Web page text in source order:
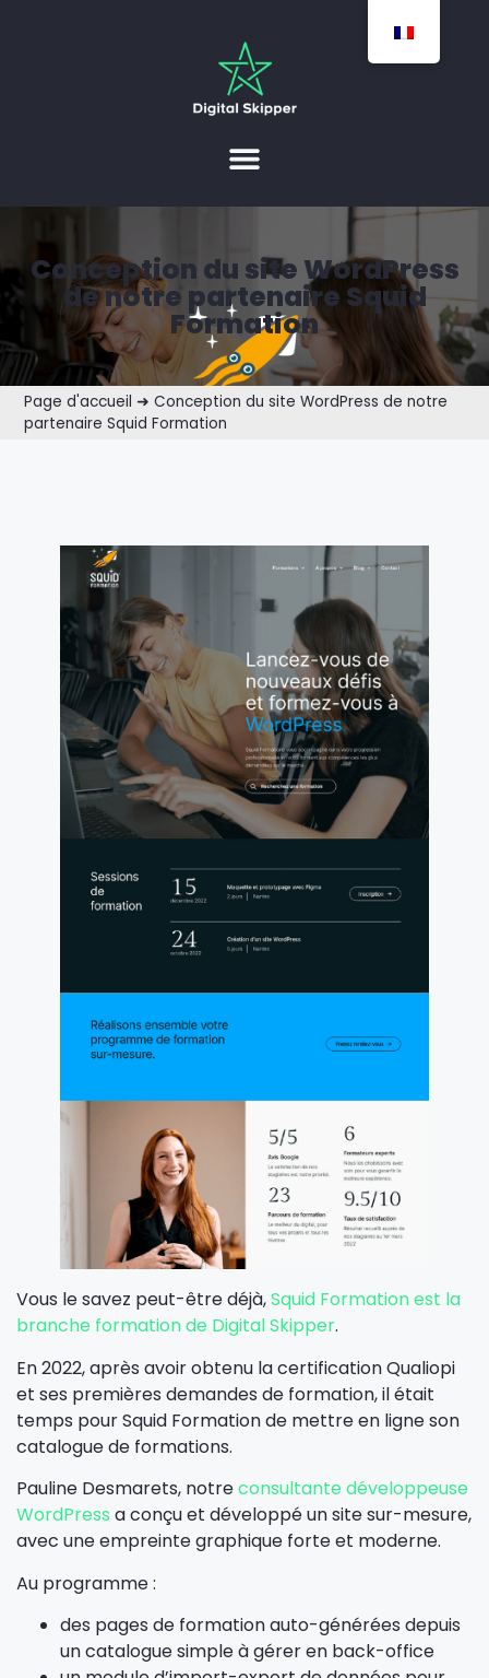
Conception du site WordPress
de notre partenaire Squid
Formation
Page d'accueil ➜Conception du site WordPress de notre
partenaire Squid Formation
Vous le savez peut-être déjà,Squid Formation est la
branche formation de Digital Skipper.
En 2022, après avoir obtenu la certification Qualiopi
et ses premières demandes de formation, il était
temps pour Squid Formation de mettre en ligne son
catalogue de formations.
Pauline Desmarets, notreconsultante développeuse
WordPress a conçu et développé un site sur-mesure,
avec une empreinte graphique forte et moderne.
Au programme :
des pages de formation auto-générées depuis
un catalogue simple à gérer en back-office